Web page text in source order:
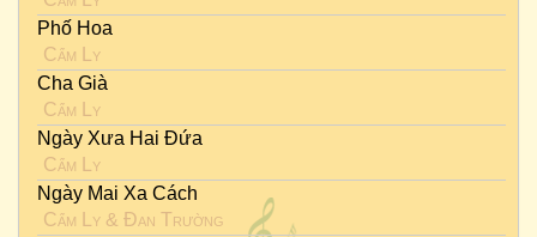
Phố Hoa
Cẩm Ly
Cha Già
Cẩm Ly
Ngày Xưa Hai Đứa
Cẩm Ly
Ngày Mai Xa Cách
Cẩm Ly & Đan Trường